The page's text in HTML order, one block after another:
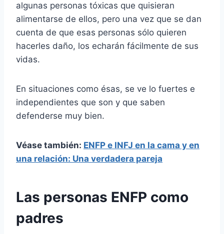
algunas personas tóxicas que quisieran
alimentarse de ellos, pero una vez que se dan
cuenta de que esas personas sólo quieren
hacerles daño, los echarán fácilmente de sus
vidas.
En situaciones como ésas, se ve lo fuertes e
independientes que son y que saben
defenderse muy bien.
Véase también: ENFP e INFJ en la cama y en
una relación: Una verdadera pareja
Las personas ENFP como
padres